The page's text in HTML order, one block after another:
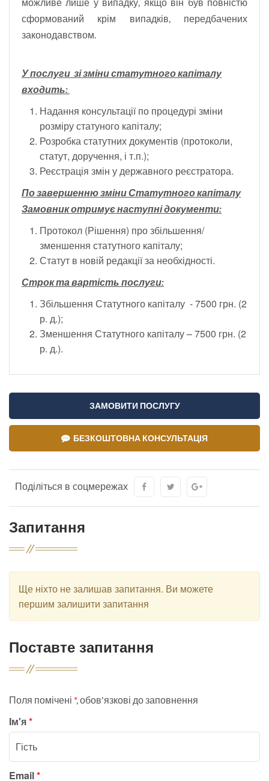
сформований крім випадків, передбачених
законодавством.
У послуги зі зміни статутного капіталу
входить:
Надання консультації по процедурі зміни
розміру статуного капіталу;
Розробка статутних документів (протоколи,
статут, доручення, і т.п.);
Реєстрація змін у державного реєстратора.
По завершенню зміни Статутного капіталу
Замовник отримує наступні документи:
Протокол (Рішення) про збільшення/
зменшення статутного капіталу;
Статут в новій редакції за необхідності.
Строк та вартість послуги:
Збільшення Статутного капіталу - 7500 грн. (2
р. д.);
Зменшення Статутного капіталу – 7500 грн. (2
р. д.).
ЗАМОВИТИ ПОСЛУГУ
БЕЗКОШТОВНА КОНСУЛЬТАЦІЯ
Поділіться в соцмережах
Запитання
Ще ніхто не залишав запитання. Ви можете
першим залишити запитання
Поставте запитання
Поля помічені *, обов'язкові до заповнення
Ім'я*
Email*